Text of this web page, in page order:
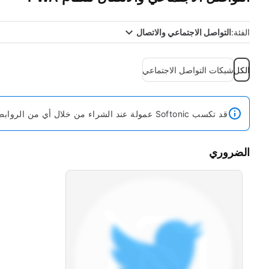
الفئة:التواصل الاجتماعي والاتصال
الكلشبكات التواصل الاجتماعي
قد تكسب Softonic عمولة عند الشراء من خلال أي من الروابط.
الضروري